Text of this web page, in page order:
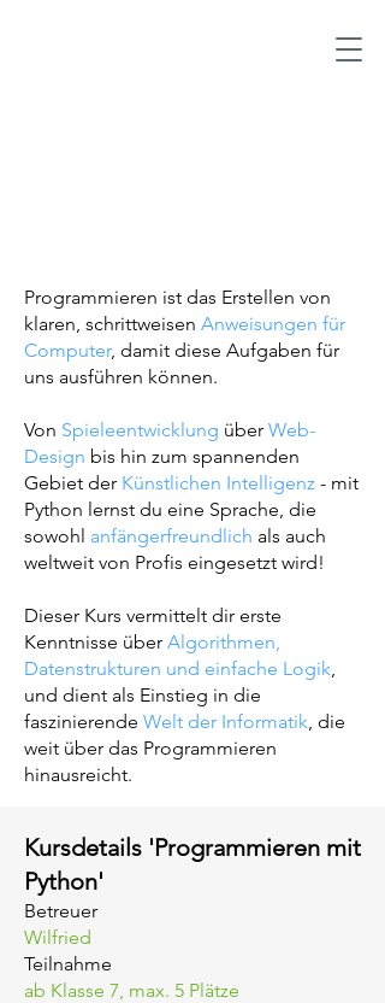
Programmieren ist das Erstellen von
klaren, schrittweisen Anweisungen für
Computer, damit diese Aufgaben für
uns ausführen können.
Von Spieleentwicklung über Web-
Design bis hin zum spannenden
Gebiet der Künstlichen Intelligenz - mit
Python lernst du eine Sprache, die
sowohl anfängerfreundlich als auch
weltweit von Profis eingesetzt wird!
Dieser Kurs vermittelt dir erste
Kenntnisse über Algorithmen,
Datenstrukturen und einfache Logik,
und dient als Einstieg in die
faszinierende Welt der Informatik, die
weit über das Programmieren
hinausreicht.
Kursdetails 'Programmieren mit
Python'
Betreuer
Wilfried
Teilnahme
ab Klasse 7, max. 5 Plätze